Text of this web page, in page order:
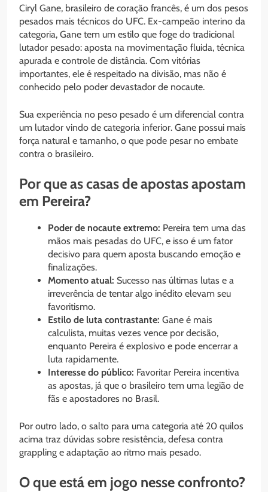
Ciryl Gane, brasileiro de coração francês, é um dos pesos
pesados mais técnicos do UFC. Ex-campeão interino da
categoria, Gane tem um estilo que foge do tradicional
lutador pesado: aposta na movimentação fluida, técnica
apurada e controle de distância. Com vitórias
importantes, ele é respeitado na divisão, mas não é
conhecido pelo poder devastador de nocaute.
Sua experiência no peso pesado é um diferencial contra
um lutador vindo de categoria inferior. Gane possui mais
força natural e tamanho, o que pode pesar no embate
contra o brasileiro.
Por que as casas de apostas apostam
em Pereira?
Poder de nocaute extremo: Pereira tem uma das
mãos mais pesadas do UFC, e isso é um fator
decisivo para quem aposta buscando emoção e
finalizações.
Momento atual: Sucesso nas últimas lutas e a
irreverência de tentar algo inédito elevam seu
favoritismo.
Estilo de luta contrastante: Gane é mais
calculista, muitas vezes vence por decisão,
enquanto Pereira é explosivo e pode encerrar a
luta rapidamente.
Interesse do público: Favoritar Pereira incentiva
as apostas, já que o brasileiro tem uma legião de
fãs e apostadores no Brasil.
Por outro lado, o salto para uma categoria até 20 quilos
acima traz dúvidas sobre resistência, defesa contra
grappling e adaptação ao ritmo mais pesado.
O que está em jogo nesse confronto?